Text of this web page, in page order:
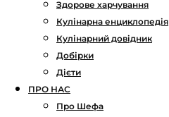
Здорове харчування
Кулінарна енциклопедія
Кулінарний довідник
Добірки
Дієти
ПРО НАС
Про Шефа